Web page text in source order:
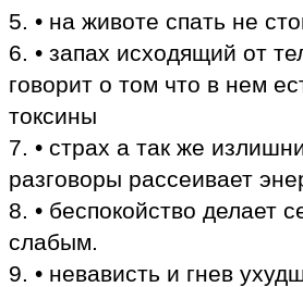
5. • на животе спать не
6. • запах исходящий от
говорит о том что в нем
токсины
7. • страх а так же
разговоры рассеивает
8. • беспокойство делает
слабым.
9. • невависть и гнев